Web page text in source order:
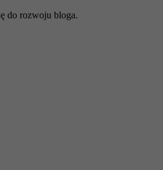
do rozwoju bloga.